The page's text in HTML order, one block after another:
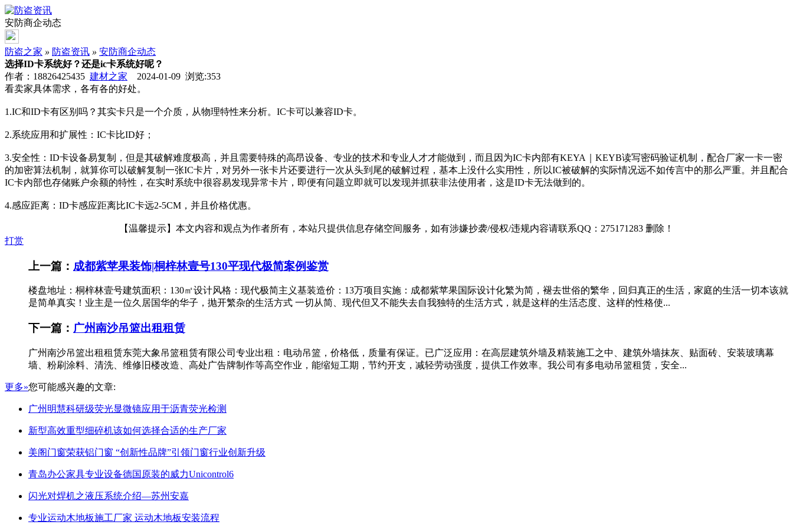
安防商企动态
防盗之家 » 防盗资讯 » 安防商企动态
选择ID卡系统好？还是ic卡系统好呢？
作者：18826425435 建材之家 2024-01-09 浏览:353
看卖家具体需求，各有各的好处。
1.IC和ID卡有区别吗？其实卡只是一个介质，从物理特性来分析。IC卡可以兼容ID卡。
2.系统应用和扩展性：IC卡比ID好；
3.安全性：ID卡设备易复制，但是其破解难度极高，并且需要特殊的高昂设备、专业的技术和专业人才才能做到，而且因为IC卡内部有KEYA｜KEYB读写密码验证机制，配合厂家一卡一密
的加密算法机制，就算你可以破解复制一张IC卡片，对另外一张卡片还要进行一次从头到尾的破解过程，基本上没什么实用性，所以IC被破解的实际情况远不如传言中的那么严重。并且配合
IC卡内部也存储账户余额的特性，在实时系统中很容易发现异常卡片，即便有问题立即就可以发现并抓获非法使用者，这是ID卡无法做到的。
4.感应距离：ID卡感应距离比IC卡远2-5CM，并且价格优惠。
【温馨提示】本文内容和观点为作者所有，本站只提供信息存储空间服务，如有涉嫌抄袭/侵权/违规内容请联系QQ：275171283 删除！
打赏
上一篇： 成都紫苹果装饰|桐梓林壹号130平现代极简案例鉴赏
楼盘地址：桐梓林壹号建筑面积：130㎡设计风格：现代极简主义基装造价：13万项目实施：成都紫苹果国际设计化繁为简，褪去世俗的繁华，回归真正的生活，家庭的生活一切本该就
是简单真实！业主是一位久居国华的华子，抛开繁杂的生活方式 一切从简、现代但又不能失去自我独特的生活方式，就是这样的生活态度、这样的性格使...
下一篇： 广州南沙吊篮出租租赁
广州南沙吊篮出租租赁东莞大象吊篮租赁有限公司专业出租：电动吊篮，价格低，质量有保证。已广泛应用：在高层建筑外墙及精装施工之中、建筑外墙抹灰、贴面砖、安装玻璃幕
墙、粉刷涂料、清洗、维修旧楼改造、高处广告牌制作等高空作业，能缩短工期，节约开支，减轻劳动强度，提供工作效率。我公司有多电动吊篮租赁，安全...
更多»您可能感兴趣的文章:
广州明慧科研级荧光显微镜应用于沥青荧光检测
新型高效重型细碎机该如何选择合适的生产厂家
美阁门窗荣获铝门窗 “创新性品牌”引领门窗行业创新升级
青岛办公家具专业设备德国原装的威力Unicontrol6
闪光对焊机之液压系统介绍—苏州安嘉
专业运动木地板施工厂家 运动木地板安装流程